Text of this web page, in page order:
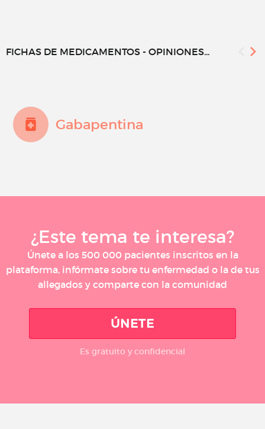
FICHAS DE MEDICAMENTOS - OPINIONES...
Gabapentina
¿Este tema te interesa?
Únete a los 500 000 pacientes inscritos en la
plataforma, infórmate sobre tu enfermedad o la de tus
allegados y comparte con la comunidad
ÚNETE
Es gratuito y confidencial